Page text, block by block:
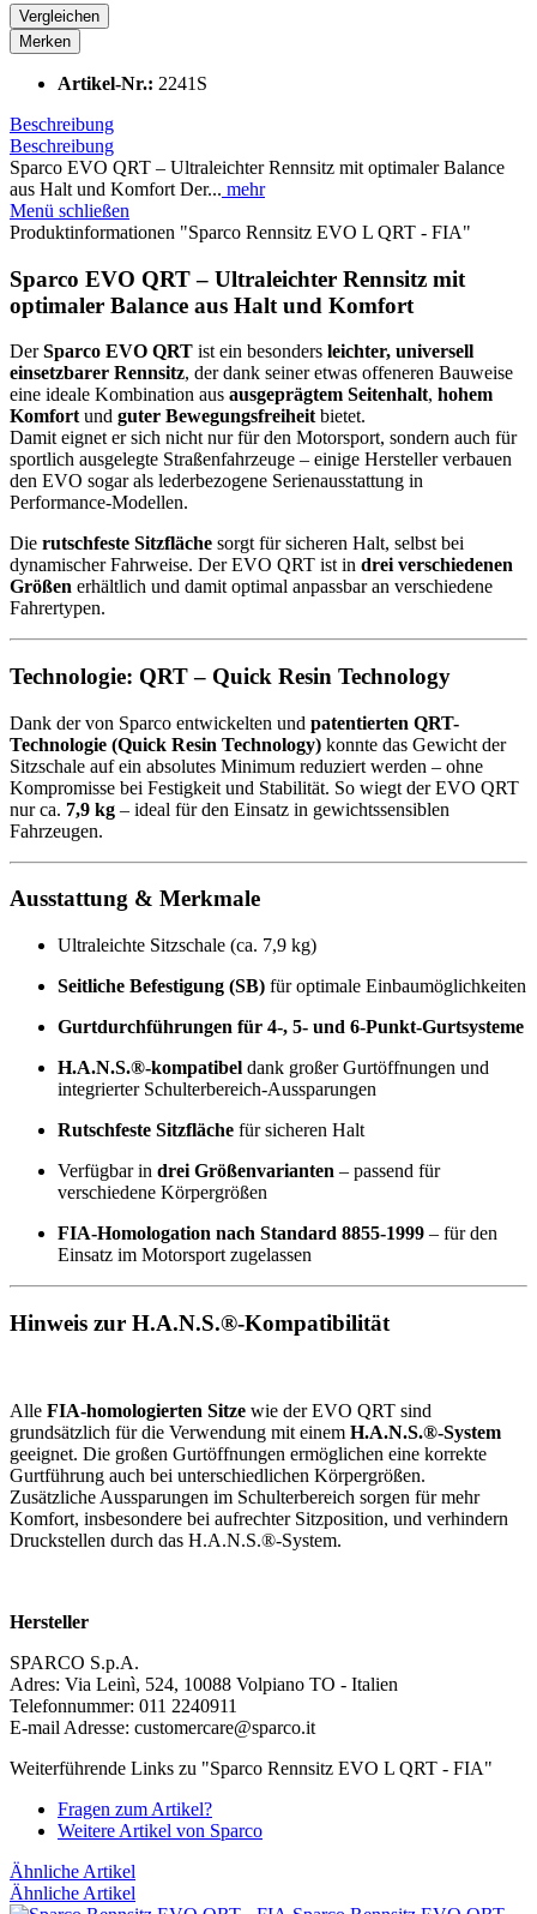
Vergleichen
Merken
Artikel-Nr.: 2241S
Beschreibung
Beschreibung
Sparco EVO QRT – Ultraleichter Rennsitz mit optimaler Balance
aus Halt und Komfort Der... mehr
Menü schließen
Produktinformationen "Sparco Rennsitz EVO L QRT - FIA"
Sparco EVO QRT – Ultraleichter Rennsitz mit
optimaler Balance aus Halt und Komfort
DerSparco EVO QRT ist ein besonders leichter, universell
einsetzbarer Rennsitz, der dank seiner etwas offeneren Bauweise
eine ideale Kombination aus ausgeprägtem Seitenhalt, hohem
Komfort und guter Bewegungsfreiheit bietet.
Damit eignet er sich nicht nur für den Motorsport, sondern auch für
sportlich ausgelegte Straßenfahrzeuge – einige Hersteller verbauen
den EVO sogar als lederbezogene Serienausstattung in
Performance-Modellen.
Die rutschfeste Sitzfläche sorgt für sicheren Halt, selbst bei
dynamischer Fahrweise. Der EVO QRT ist in drei verschiedenen
Größen erhältlich und damit optimal anpassbar an verschiedene
Fahrertypen.
Technologie: QRT – Quick Resin Technology
Dank der von Sparco entwickelten und patentierten QRT-
Technologie (Quick Resin Technology) konnte das Gewicht der
Sitzschale auf ein absolutes Minimum reduziert werden – ohne
Kompromisse bei Festigkeit und Stabilität. So wiegt der EVO QRT
nur ca. 7,9 kg – ideal für den Einsatz in gewichtssensiblen
Fahrzeugen.
Ausstattung & Merkmale
Ultraleichte Sitzschale (ca. 7,9 kg)
Seitliche Befestigung (SB) für optimale Einbaumöglichkeiten
Gurtdurchführungen für 4-, 5- und 6-Punkt-Gurtsysteme
H.A.N.S.®-kompatibel dank großer Gurtöffnungen und
integrierter Schulterbereich-Aussparungen
Rutschfeste Sitzfläche für sicheren Halt
Verfügbar in drei Größenvarianten – passend für
verschiedene Körpergrößen
FIA-Homologation nach Standard 8855-1999 – für den
Einsatz im Motorsport zugelassen
Hinweis zur H.A.N.S.®-Kompatibilität
Alle FIA-homologierten Sitze wie der EVO QRT sind
grundsätzlich für die Verwendung mit einem H.A.N.S.®-System
geeignet. Die großen Gurtöffnungen ermöglichen eine korrekte
Gurtführung auch bei unterschiedlichen Körpergrößen.
Zusätzliche Aussparungen im Schulterbereich sorgen für mehr
Komfort, insbesondere bei aufrechter Sitzposition, und verhindern
Druckstellen durch das H.A.N.S.®-System.
Hersteller
SPARCO S.p.A.
Adres: Via Leinì, 524, 10088 Volpiano TO - Italien
Telefonnummer: 011 2240911
E-mail Adresse: customercare@sparco.it
Weiterführende Links zu "Sparco Rennsitz EVO L QRT - FIA"
Fragen zum Artikel?
Weitere Artikel von Sparco
Ähnliche Artikel
Ähnliche Artikel